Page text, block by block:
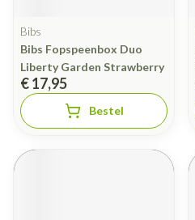
Bibs
Bibs Fopspeenbox Duo
Liberty Garden Strawberry
€ 17,95
Bestel